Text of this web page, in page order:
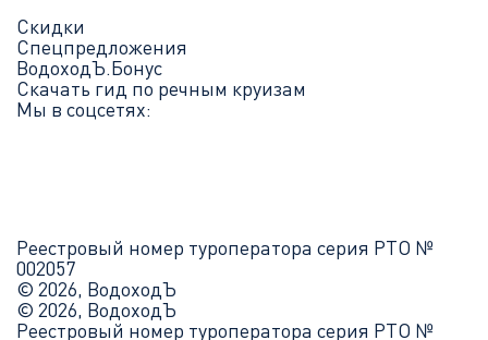
Скидки
Спецпредложения
ВодоходЪ.Бонус
Скачать гид по речным круизам
Мы в соцсетях:
Реестровый номер туроператора серия РТО №
002057
© 2026, ВодоходЪ
© 2026, ВодоходЪ
Реестровый номер туроператора серия РТО №